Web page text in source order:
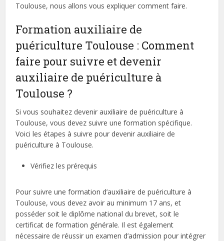
Toulouse, nous allons vous expliquer comment faire.
Formation auxiliaire de
puériculture Toulouse : Comment
faire pour suivre et devenir
auxiliaire de puériculture à
Toulouse ?
Si vous souhaitez devenir auxiliaire de puériculture à
Toulouse, vous devez suivre une formation spécifique.
Voici les étapes à suivre pour devenir auxiliaire de
puériculture à Toulouse.
Vérifiez les prérequis
Pour suivre une formation d’auxiliaire de puériculture à
Toulouse, vous devez avoir au minimum 17 ans, et
posséder soit le diplôme national du brevet, soit le
certificat de formation générale. Il est également
nécessaire de réussir un examen d’admission pour intégrer